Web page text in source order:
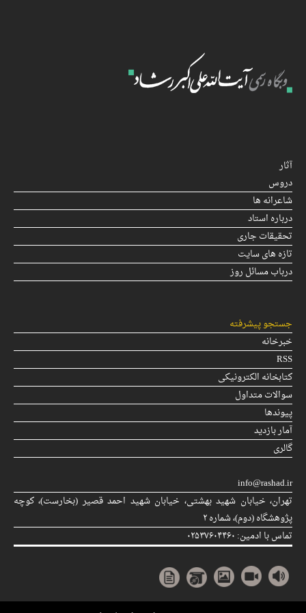
آثار
دروس
شاعرانه ها
درباره استاد
تحقیقات جاری
تازه های سایت
درباب مسائل روز
جستجو پیشرفته
خبرخانه
RSS
کتابخانه الکترونیکی
سوالات متداول
پیوندها
آمار بازدید
گالری
info@rashad.ir
تهران، خیابان شهید بهشتی، خیابان شهید احمد قصیر (بخارست)، كوچه
پژوهشگاه (دوم)، شماره ۲
تماس با ادمین: ۰۲۵۳۷۶۰۴۴۶۰